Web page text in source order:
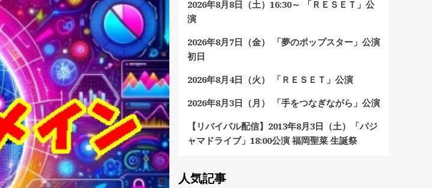
2026年8月8日（土）16:30～ 「ＲＥＳＥＴ」公
演
2026年8月7日（金） 「夢のポップスター」公演
初日
2026年8月4日（火） 「ＲＥＳＥＴ」公演
2026年8月3日（月） 「手をつなぎながら」公演
【リバイバル配信】2013年8月3日（土）「パジ
ャマドライブ」18:00公演 福岡聖菜 生誕祭
人気記事